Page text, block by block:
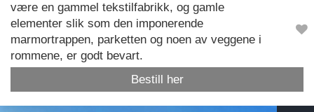
være en gammel tekstilfabrikk, og gamle
elementer slik som den imponerende
marmortrappen, parketten og noen av veggene i
rommene, er godt bevart.
Bestill her